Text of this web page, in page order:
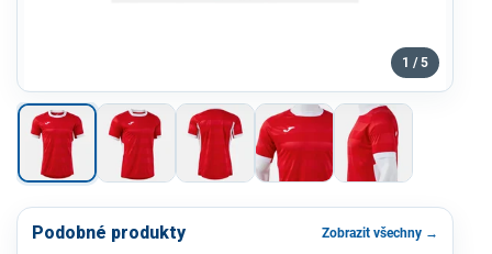
1 / 5
Podobné produkty Zobrazit všechny →